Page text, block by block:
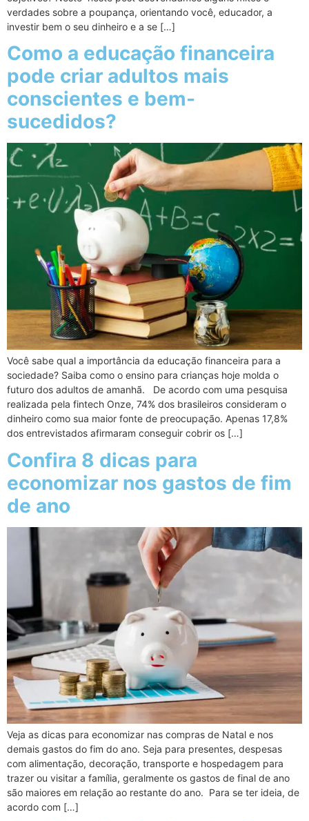
verdades sobre a poupança, orientando você, educador, a
investir bem o seu dinheiro e a se […]
Como a educação financeira
pode criar adultos mais
conscientes e bem-
sucedidos?
Você sabe qual a importância da educação financeira para a
sociedade? Saiba como o ensino para crianças hoje molda o
futuro dos adultos de amanhã. De acordo com uma pesquisa
realizada pela fintech Onze, 74% dos brasileiros consideram o
dinheiro como sua maior fonte de preocupação. Apenas 17,8%
dos entrevistados afirmaram conseguir cobrir os […]
Confira 8 dicas para
economizar nos gastos de fim
de ano
Veja as dicas para economizar nas compras de Natal e nos
demais gastos do fim do ano. Seja para presentes, despesas
com alimentação, decoração, transporte e hospedagem para
trazer ou visitar a família, geralmente os gastos de final de ano
são maiores em relação ao restante do ano. Para se ter ideia, de
acordo com […]